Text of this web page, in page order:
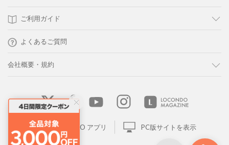
ご利用ガイド
よくあるご質問
会社概要・規約
LOCONDO アプリ PC版サイトを表示